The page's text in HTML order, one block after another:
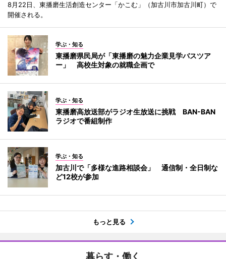
8月22日、東播磨生活創造センター「かこむ」（加古川市加古川町）で
開催される。
学ぶ・知る
東播磨県民局が「東播磨の魅力企業見学バスツア
ー」 高校生対象の就職企画で
学ぶ・知る
東播磨高放送部がラジオ生放送に挑戦 BAN-BAN
ラジオで番組制作
学ぶ・知る
加古川で「多様な進路相談会」 通信制・全日制な
ど12校が参加
もっと見る
暮らす・働く